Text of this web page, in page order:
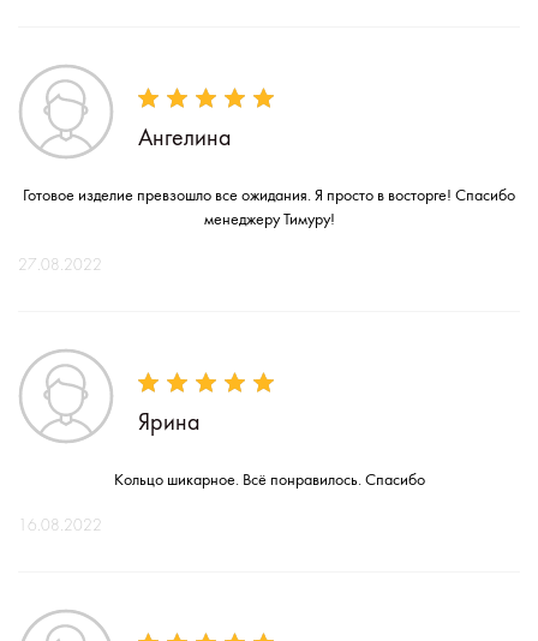
Ангелина
Готовое изделие превзошло все ожидания. Я просто в восторге! Спасибо
менеджеру Тимуру!
27.08.2022
Ярина
Кольцо шикарное. Всё понравилось. Спасибо
16.08.2022